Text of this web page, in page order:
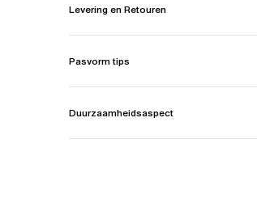
Levering en Retouren
Pasvorm tips
Duurzaamheidsaspect